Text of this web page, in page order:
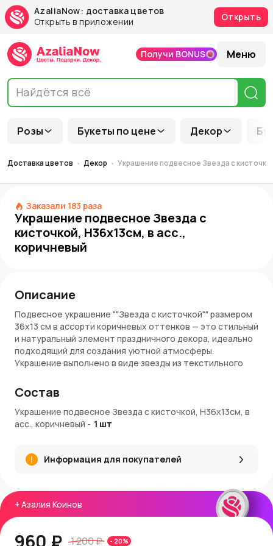
AzaliaNow: доставка цветов
Открыть в приложении
Открыть
Розы Букеты по цене Декор
Получи BONUS Меню
Доставка цветов Декор Украшение подвесное Звезда с
Заказали 183 раза
Украшение подвесное Звезда с
кисточкой, H36x13см, в асс.,
коричневый
+ Азалия Коинов
960 ₽ 1 200 ₽ - 20%
Описание
Подвесное украшение ""Звезда с кисточкой"" размером
36x13 см в ассорти коричневых оттенков — это стильный
и натуральный элемент праздничного декора, идеально
подходящий для создания уютной атмосферы.
Украшение выполнено в виде звезды из текстильного
деревянными бусинами и кисточкой из натурального
волокна.
Материалы и качество
текстиль с плетеной структурой обеспечивает
прочность и стильный внешний вид, а деревянные
подчеркивают природную эстетику. Прочная подвеска
из джута гарантирует надежность и долговечность
изделия.
Применение и стиль
Состав
Украшение подвесное Звезда с кисточкой, H36x13см, в
асс., коричневый - 1 шт
Информация для покупателей